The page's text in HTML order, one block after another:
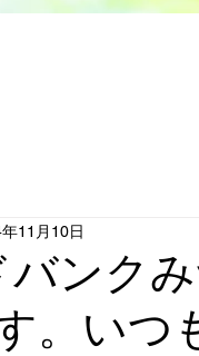
バンク
。いつ
11月10日